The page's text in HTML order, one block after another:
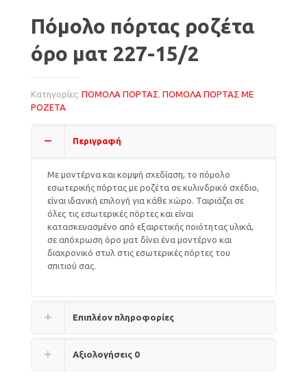
Πόμολο πόρτας ροζέτα
όρο ματ 227-15/2
Κατηγορίες: ΠΟΜΟΛΑ ΠΟΡΤΑΣ, ΠΟΜΟΛΑ ΠΟΡΤΑΣ ΜΕ
ΡΟΖΕΤΑ
Περιγραφή
Με μοντέρνα και κομψή σχεδίαση, το πόμολο
εσωτερικής πόρτας με ροζέτα σε κυλινδρικό σχέδιο,
είναι ιδανική επιλογή για κάθε χώρο. Ταιριάζει σε
όλες τις εσωτερικές πόρτες και είναι
κατασκευασμένο από εξαιρετικής ποιότητας υλικά,
σε απόχρωση όρο ματ δίνει ένα μοντέρνο και
διαχρονικό στυλ στις εσωτερικές πόρτες του
σπιτιού σας.
Επιπλέον πληροφορίες
Αξιολογήσεις 0